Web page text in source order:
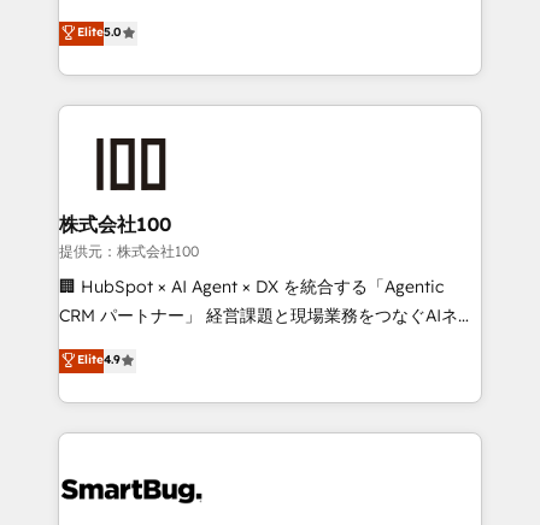
Certified Experts & Trainers across the team ★
1,500+ implementations across five continents ★ AI-
First, RevOps-led, Onboarding obsessed ★
Company of the Year 2024/25 INSIDEA helps
and build AI-powered workflows that drive adoption
from week one, in your time zone. What we do ➤
Onboarding: Live in weeks, with workflows built
around your business, not a template. ➤ Migration:
Move from any legacy CRM. Zero downtime, full data
run your revenue process. Sales, marketing, and
service wired together. ➤ AI and Integrations: Layer
tune-ups, feature rollouts, adoption coaching. Buying
HubSpot, switching to it, or reviving a stale portal?
Elite5.0
株式会社100
提供元：株式会社100
🏢 HubSpot × AI Agent × DX を統合する「Agentic
CRM パートナー」 経営課題と現場業務をつなぐAIネイ
ティブ・エージェンシーとして、HubSpot Eliteの実装
力で顧客フロント業務を再設計します。 💡 100inc は何
をする会社か？ HubSpotを共通基盤に、AIエージェン
トを組み込んだ顧客フロント業務（マーケティング・営
ィブ・エージェンシーです。事業部・グループ会社・部
Elite4.9